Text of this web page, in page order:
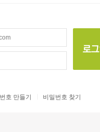
호 만들기 비밀번호 찾기